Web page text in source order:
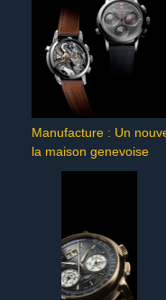
Manufacture : Un
la maison genevoise